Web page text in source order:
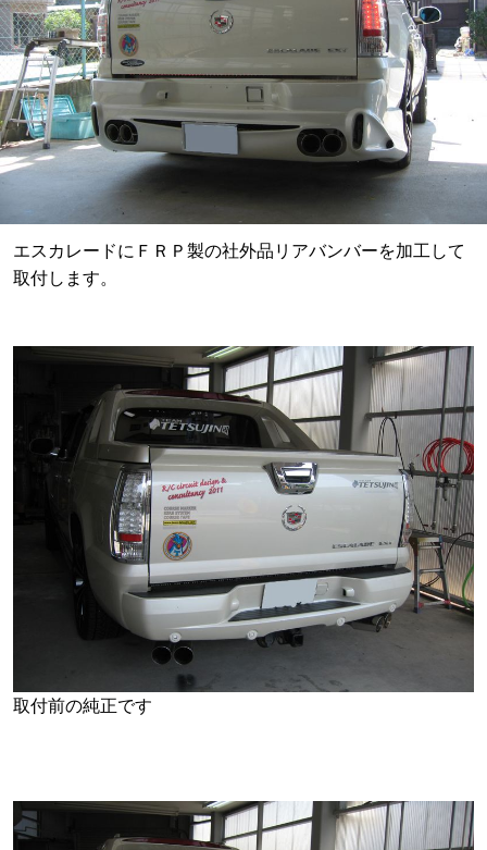
エスカレードにＦＲＰ製の社外品リアバンバーを加工して
取付します。
取付前の純正です